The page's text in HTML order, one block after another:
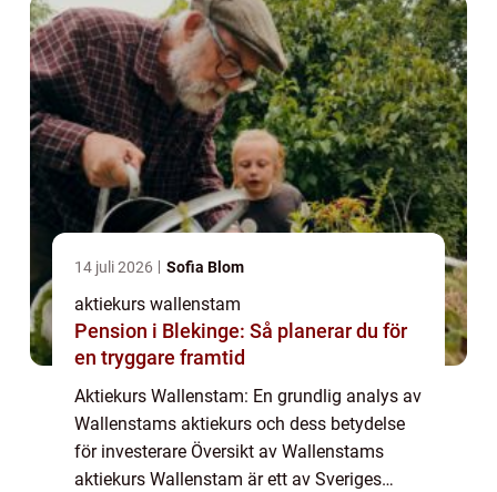
14 juli 2026 Sofia Blom
aktiekurs wallenstam
Pension i Blekinge: Så planerar du för
en tryggare framtid
Aktiekurs Wallenstam: En grundlig analys av
Wallenstams aktiekurs och dess betydelse
för investerare Översikt av Wallenstams
aktiekurs Wallenstam är ett av Sveriges